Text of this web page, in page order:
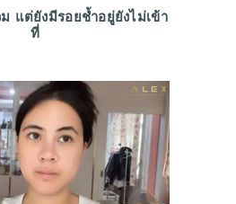
แต่ยังมีรอยช้ำอยู่ยังไม่เข้า
ที่